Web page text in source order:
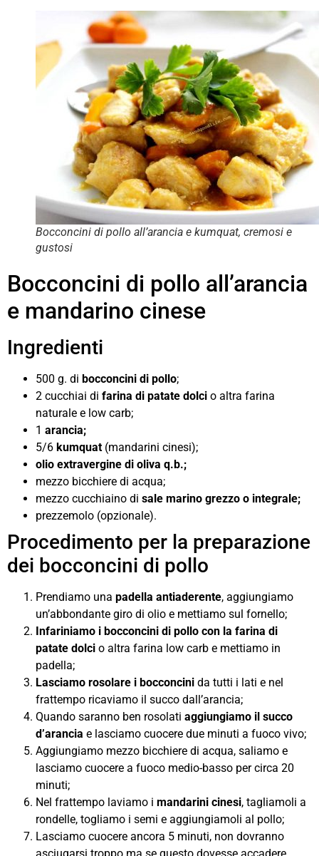
Bocconcini di pollo all’arancia e kumquat, cremosi e
gustosi
Bocconcini di pollo all’arancia
e mandarino cinese
Ingredienti
500 g. di bocconcini di pollo;
2 cucchiai di farina di patate dolci o altra farina
naturale e low carb;
1 arancia;
5/6 kumquat (mandarini cinesi);
olio extravergine di oliva q.b.;
mezzo bicchiere di acqua;
mezzo cucchiaino di sale marino grezzo o integrale;
prezzemolo (opzionale).
Procedimento per la preparazione
dei bocconcini di pollo
Prendiamo una padella antiaderente, aggiungiamo
un’abbondante giro di olio e mettiamo sul fornello;
Infariniamo i bocconcini di pollo con la farina di
patate dolci o altra farina low carb e mettiamo in
padella;
Lasciamo rosolare i bocconcini da tutti i lati e nel
frattempo ricaviamo il succo dall’arancia;
Quando saranno ben rosolati aggiungiamo il succo
d’arancia e lasciamo cuocere due minuti a fuoco vivo;
Aggiungiamo mezzo bicchiere di acqua, saliamo e
lasciamo cuocere a fuoco medio-basso per circa 20
minuti;
Nel frattempo laviamo i mandarini cinesi, tagliamoli a
rondelle, togliamo i semi e aggiungiamoli al pollo;
Lasciamo cuocere ancora 5 minuti, non dovranno